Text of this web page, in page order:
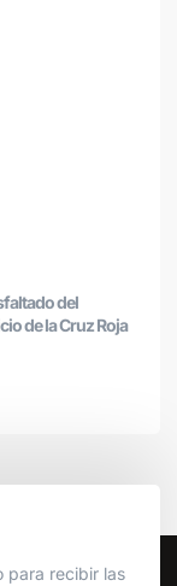
del
de la Cruz Roja
para recibir las